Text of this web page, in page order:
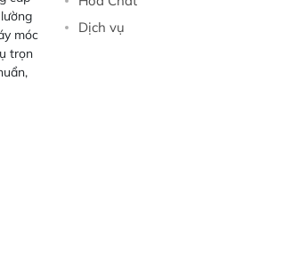
móc
trọn
Dịch vụ